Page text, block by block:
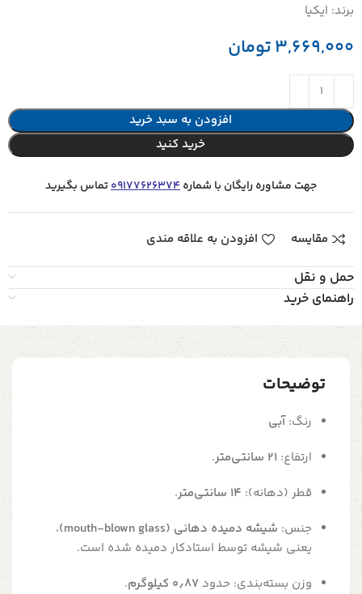
برند: ایکیا
3,669,000تومان
افزودن به سبد خرید
خرید کنید
جهت مشاوره رایگان با شماره09177626374تماس بگیرید
مقایسه افزودن به علاقه مندی
حمل و نقل
راهنمای خرید
توضیحات
رنگ:آبی
ارتفاع: ۲۱ سانتی‌متر
.
قطر (دهانه): ۱۴ سانتی‌متر
.
جنس: شیشه دمیده دهانی (mouth-blown glass)
،
یعنی شیشه توسط استادکار دمیده شده است.
وزن بسته‌بندی: حدود ۰٫۸۷ کیلوگرم .